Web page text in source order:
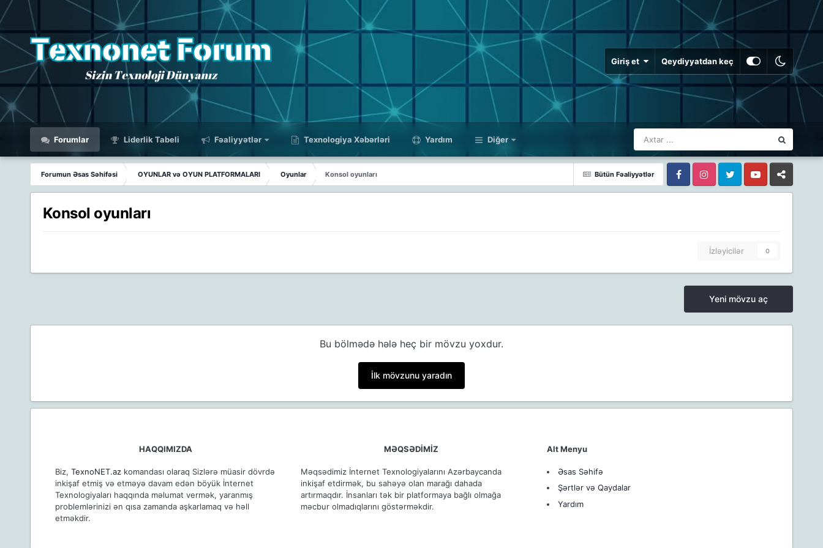
Giriş et Qeydiyyatdan keç
Forumlar Liderlik Tabeli Fəaliyyətlər Texnologiya Xəbərləri Yardım Diğer
Bütün Fəaliyyətlər
Forumun Əsas Səhifəsi OYUNLAR və OYUN PLATFORMALARI Oyunlar
Konsol oyunları
FacebookFacebookTwitter Youtube Whatsapp
Konsol oyunları
İzləyicilər 0
Yeni mövzu aç
Bu bölmədə hələ heç bir mövzu yoxdur.
İlk mövzunu yaradın
HAQQIMIZDA
Biz, TexnoNET.azkomandası olaraq Sizlərə müasir dövrdə
inkişaf etmiş və etməyə davam edən böyük İnternet
Texnologiyaları haqqında məlumat vermək, yaranmış
problemlərinizi ən qısa zamanda aşkarlamaq və həll
etməkdir.
MƏQSƏDİMİZ
Məqsədimiz İnternet Texnologiyalarını Azərbaycanda
inkişaf etdirmək, bu sahəyə olan marağı dahada
artırmaqdır. İnsanları tək bir platformaya bağlı olmağa
məcbur olmadıqlarını göstərməkdir.
Alt Menyu
Əsas Səhifə
Şərtlər və Qaydalar
Yardım